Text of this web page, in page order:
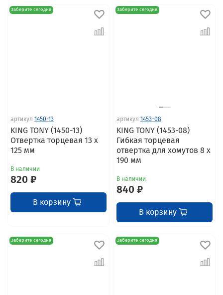
Заберите сегодня
артикул 1450-13
KING TONY (1450-13)
Отвертка торцевая 13 x
125 мм
В наличии
820 ₽
В корзину
Заберите сегодня
артикул 1453-08
KING TONY (1453-08)
Гибкая торцевая
отвертка для хомутов 8 x
190 мм
В наличии
840 ₽
В корзину
Заберите сегодня Заберите сегодня